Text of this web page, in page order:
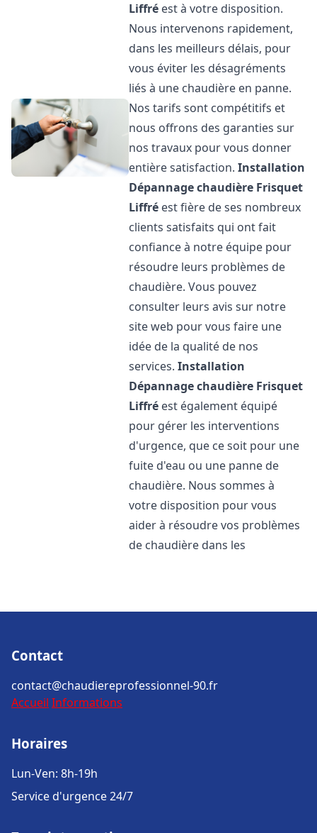
Liffré est à votre disposition.
Nous intervenons rapidement,
dans les meilleurs délais, pour
vous éviter les désagréments
liés à une chaudière en panne.
Nos tarifs sont compétitifs et
nous offrons des garanties sur
nos travaux pour vous donner
entière satisfaction.Installation
Dépannage chaudière Frisquet
Liffré est fière de ses nombreux
clients satisfaits qui ont fait
confiance à notre équipe pour
résoudre leurs problèmes de
chaudière. Vous pouvez
consulter leurs avis sur notre
site web pour vous faire une
idée de la qualité de nos
services.Installation
Dépannage chaudière Frisquet
Liffré est également équipé
pour gérer les interventions
d'urgence, que ce soit pour une
fuite d'eau ou une panne de
chaudière. Nous sommes à
votre disposition pour vous
aider à résoudre vos problèmes
de chaudière dans les
Contact
contact@chaudiereprofessionnel-90.fr
Accueil Informations
Horaires
Lun-Ven: 8h-19h
Service d'urgence 24/7